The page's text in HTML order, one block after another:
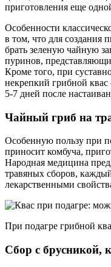
приготовления еще
Особенности
в том, что для создания
брать зеленую чайную
пуринов,
Кроме того, при
некрепкий грибной
5-7 дней после
Чайный гриб на
Особенную пользу при
приносит комбуча,
Народная медицина
травяных сборов,
лекарственными
При подагре грибной
Сбор с брусникой,